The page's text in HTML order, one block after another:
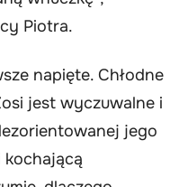
Piotra.
napięte. Chłodne
jest wyczuwalne i
jego